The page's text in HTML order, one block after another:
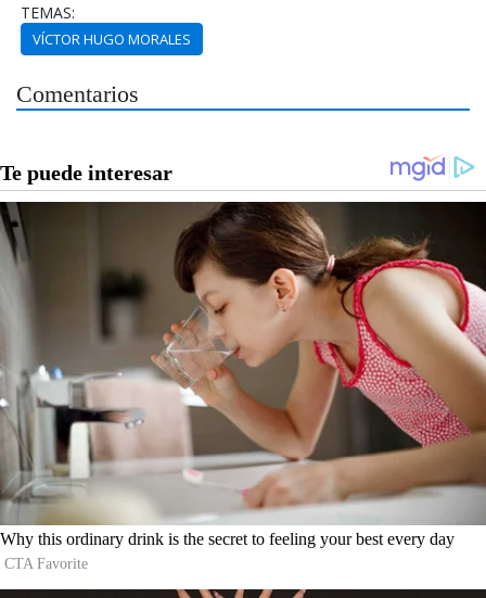
TEMAS:
VÍCTOR HUGO MORALES
Comentarios